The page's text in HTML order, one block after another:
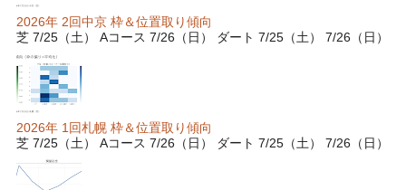
2026年 2回中京 枠＆位置取り傾向
芝 7/25（土） Aコース 7/26（日） ダート 7/25（土） 7/26（日）
2026年 1回札幌 枠＆位置取り傾向
芝 7/25（土） Aコース 7/26（日） ダート 7/25（土） 7/26（日）